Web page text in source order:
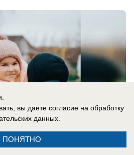
вы даете согласие на обработку
данных.
ПОНЯТНО